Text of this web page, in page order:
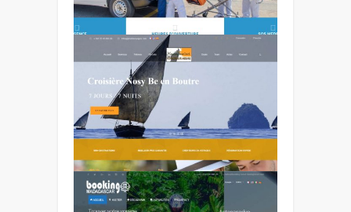
medical space in
Antananarivo